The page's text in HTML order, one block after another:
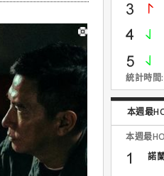
統計時
本週最
本週最
諾